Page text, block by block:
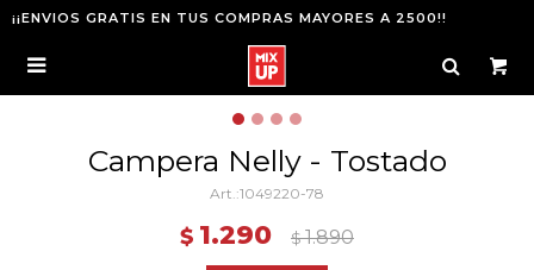
¡¡ENVIOS GRATIS EN TUS COMPRAS MAYORES A 2500!!

Campera Nelly - Tostado
1049220-78
$ 1.290 $ 1.890